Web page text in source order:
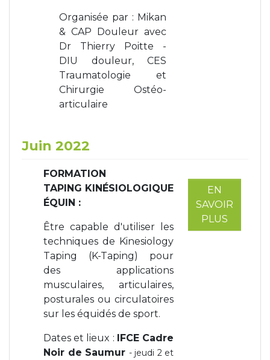
Organisée par : Mikan
& CAP Douleur avec
Dr Thierry Poitte -
DIU douleur, CES
Traumatologie et
Chirurgie Ostéo-
articulaire
Juin 2022
FORMATION
TAPING KINÉSIOLOGIQUE
ÉQUIN :
Être capable d'utiliser les
techniques de Kinesiology
Taping (K-Taping) pour
des applications
musculaires, articulaires,
posturales ou circulatoires
sur les équidés de sport.
Dates et lieux : IFCE Cadre
Noir de Saumur - jeudi 2 et
EN
SAVOIR
PLUS